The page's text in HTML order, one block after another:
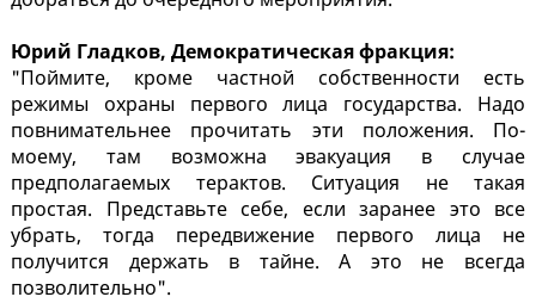
Юрий Гладков, Демократическая фракция:
"Поймите, кроме частной собственности есть
режимы охраны первого лица государства. Надо
повнимательнее прочитать эти положения. По-
моему, там возможна эвакуация в случае
предполагаемых терактов. Ситуация не такая
простая. Представьте себе, если заранее это все
убрать, тогда передвижение первого лица не
получится держать в тайне. А это не всегда
позволительно".